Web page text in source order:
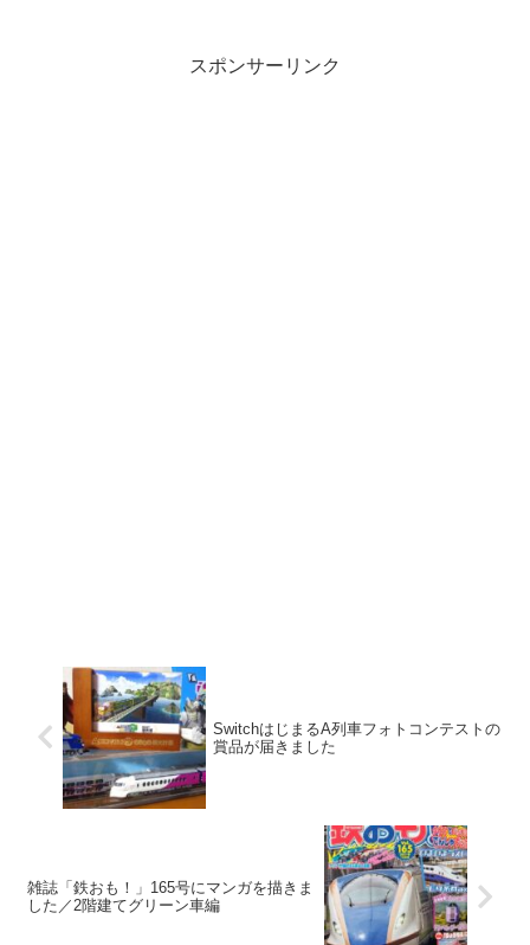
スポンサーリンク
SwitchはじまるA列車フォトコンテストの
賞品が届きました
雑誌「鉄おも！」165号にマンガを描きま
した／2階建てグリーン車編